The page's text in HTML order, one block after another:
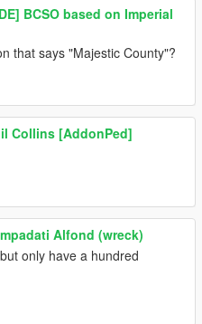
BCSO based on Imperial
that says "Majestic County"?
Collins [AddonPed]
Alfond (wreck)
only have a hundred